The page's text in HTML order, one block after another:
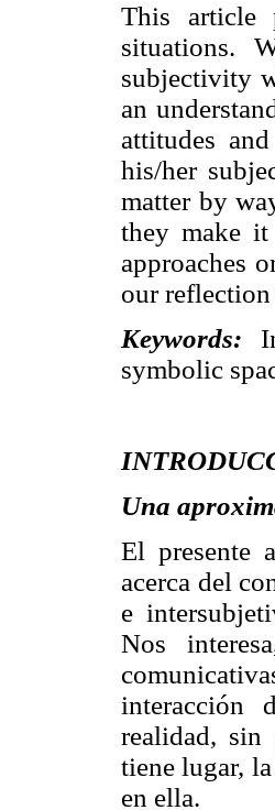
This article
situations.
subjectivity
an
attitudes
his/her
matter by
they make
approaches
our
Keywords:
symbolic
Una
El presente
acerca del
e
Nos
interacción
realidad, sin
tiene lugar,
en ella.